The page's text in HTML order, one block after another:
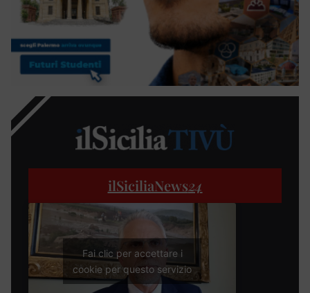
ilSiciliaNews24
Fai clic per accettare i
cookie per questo servizio